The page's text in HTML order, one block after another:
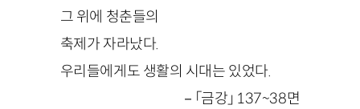
그 위에 청춘들의
축제가 자라났다.
우리들에게도 생활의 시대는 있었다.
－「금강」 137~38면